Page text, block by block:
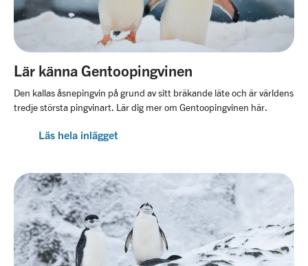
Lär känna Gentoopingvinen
Den kallas åsnepingvin på grund av sitt bräkande läte och är världens
tredje största pingvinart. Lär dig mer om Gentoopingvinen här.
Läs hela inlägget